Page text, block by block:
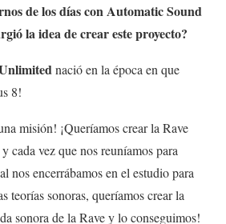
de los días con Automatic Sound
la idea de crear este proyecto?
nació en la época en que
8!
misión! ¡Queríamos crear la Rave
cada vez que nos reuníamos para
nos encerrábamos en el estudio para
teorías sonoras, queríamos crear la
sonora de la Rave y lo conseguimos!